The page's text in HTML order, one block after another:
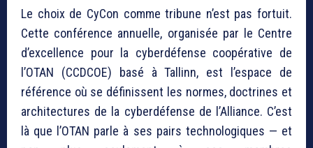
Le choix de CyCon comme tribune n’est pas fortuit.
Cette conférence annuelle, organisée par le Centre
d’excellence pour la cyberdéfense coopérative de
l’OTAN (CCDCOE) basé à Tallinn, est l’espace de
référence où se définissent les normes, doctrines et
architectures de la cyberdéfense de l’Alliance. C’est
là que l’OTAN parle à ses pairs technologiques — et